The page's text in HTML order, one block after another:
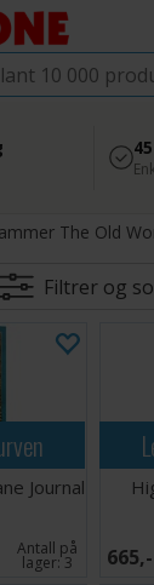
på
The Old
Filtrer og
Journal
Antall på
lager:3 665,-